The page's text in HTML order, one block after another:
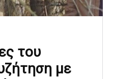
του
με